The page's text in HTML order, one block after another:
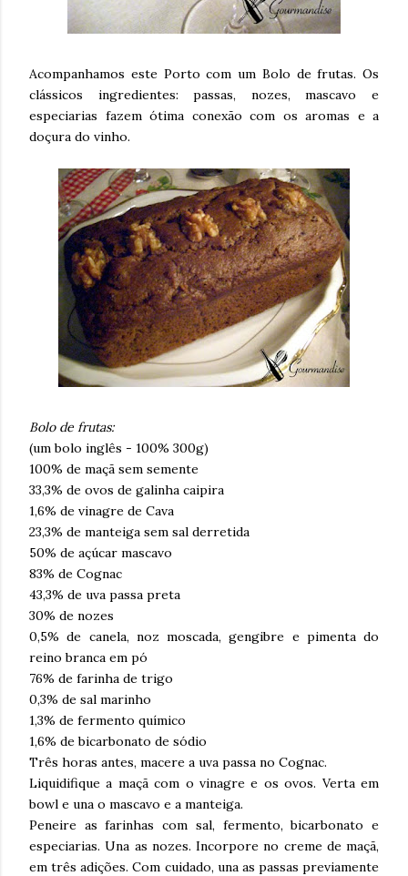
Acompanhamos este Porto com um Bolo de frutas. Os
clássicos ingredientes: passas, nozes, mascavo e
especiarias fazem ótima conexão com os aromas e a
doçura do vinho.
Bolo de frutas:
(um bolo inglês - 100% 300g)
100% de maçã sem semente
33,3% de ovos de galinha caipira
1,6% de vinagre de Cava
23,3% de manteiga sem sal derretida
50% de açúcar mascavo
83% de Cognac
43,3% de uva passa preta
30% de nozes
0,5% de canela, noz moscada, gengibre e pimenta do
reino branca em pó
76% de farinha de trigo
0,3% de sal marinho
1,3% de fermento químico
1,6% de bicarbonato de sódio
Três horas antes, macere a uva passa no Cognac.
Liquidifique a maçã com o vinagre e os ovos. Verta em
bowl e una o mascavo e a manteiga.
Peneire as farinhas com sal, fermento, bicarbonato e
especiarias. Una as nozes. Incorpore no creme de maçã,
em três adições. Com cuidado, una as passas previamente